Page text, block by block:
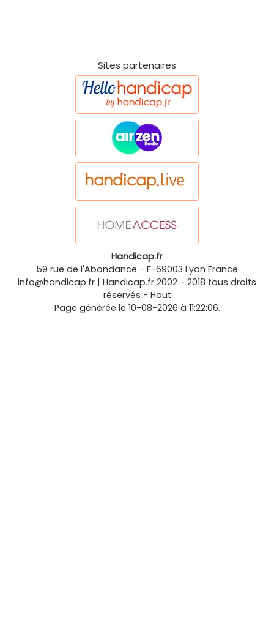
Sites partenaires
Handicap.fr
59 rue de l'Abondance - F-69003 Lyon France
info@handicap.fr | Handicap.fr 2002 - 2018 tous droits
réservés - Haut
Page générée le 10-08-2026 à 11:22:06.